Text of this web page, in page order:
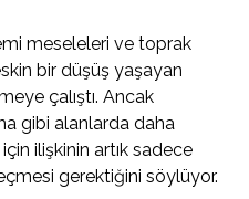
meseleleri ve toprak
bir düşüş yaşayan
çalıştı. Ancak
gibi alanlarda daha
ilişkinin artık sadece
gerektiğini söylüyor.